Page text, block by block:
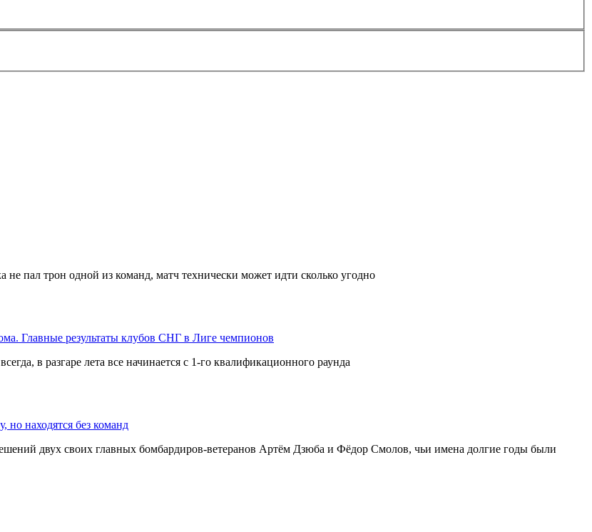
пал трон одной из команд, матч технически может идти сколько угодно
Главные результаты клубов СНГ в Лиге чемпионов
в разгаре лета все начинается с 1-го квалификационного раунда
находятся без команд
двух своих главных бомбардиров-ветеранов Артём Дзюба и Фёдор Смолов, чьи имена долгие годы были